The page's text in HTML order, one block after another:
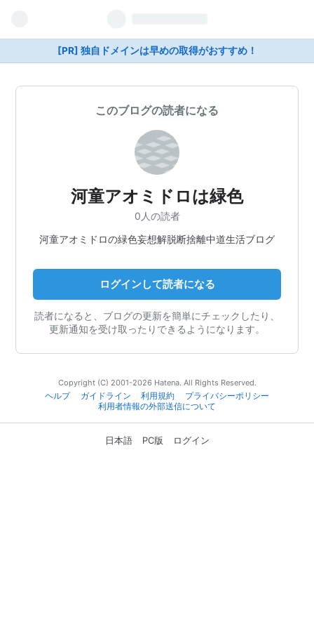
[PR] 独自ドメインは早めの取得がおすすめ！
このブログの読者になる
河童アオミドロは緑色
0人の読者
河童アオミドロの緑色妄想解脱断捨離中道生活ブログ
ログインして読者になる
読者になると、ブログの更新を簡単にチェックしたり、
更新通知を受け取ったりできるようになります。
Copyright (C) 2001-2026 Hatena. All Rights Reserved.
ヘルプ
ガイドライン 利用規約
プライバシーポリシー
利用者情報の外部送信について
日本語 PC版 ログイン